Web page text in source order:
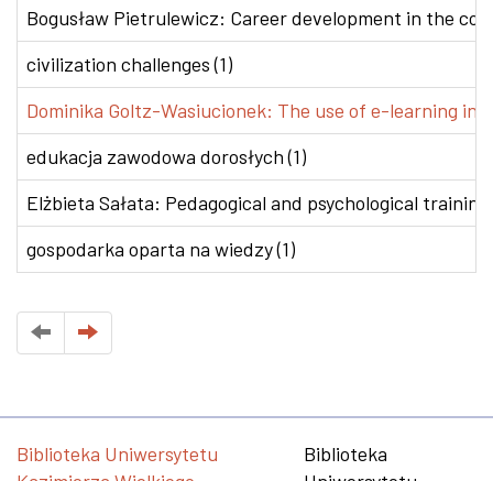
Bogusław Pietrulewicz: Career development in the
civilization challenges (1)
Dominika Goltz-Wasiucionek: The use of e-learning in
edukacja zawodowa dorosłych (1)
Elżbieta Sałata: Pedagogical and psychological
gospodarka oparta na wiedzy (1)
Biblioteka Uniwersytetu
Biblioteka